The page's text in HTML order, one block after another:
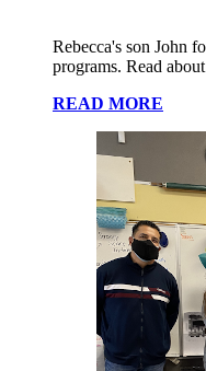
Rebecca's son John
programs. Read
READ MORE